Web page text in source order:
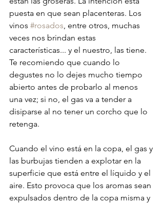
puesta en que sean placenteras. Los
vinos #rosados, entre otros, muchas
veces nos brindan estas
características... y el nuestro, las tiene.
Te recomiendo que cuando lo
degustes no lo dejes mucho tiempo
abierto antes de probarlo al menos
una vez; si no, el gas va a tender a
disiparse al no tener un corcho que lo
retenga.
Cuando el vino está en la copa, el gas y
las burbujas tienden a explotar en la
superficie que está entre el líquido y el
aire. Esto provoca que los aromas sean
expulsados dentro de la copa misma y